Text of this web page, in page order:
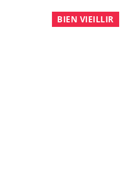
BIEN VIEILLIR